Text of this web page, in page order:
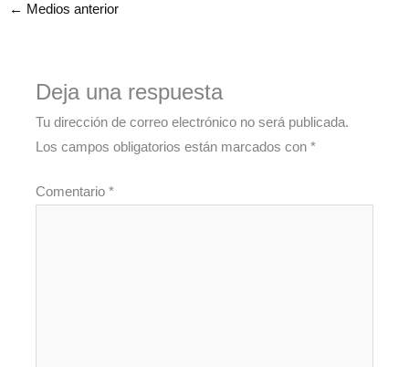
← Medios anterior
Deja una respuesta
Tu dirección de correo electrónico no será publicada.
Los campos obligatorios están marcados con*
Comentario*